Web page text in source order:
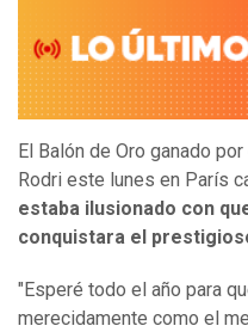
El Balón de Oro ganado
Rodri este lunes en París
estaba ilusionado con
conquistara el
"Esperé todo el año para
merecidamente como el